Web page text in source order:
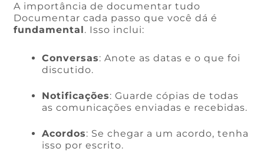
A importância de documentar tudo
Documentar cada passo que você dá é
fundamental . Isso inclui:
Conversas: Anote as datas e o que foi
discutido.
Notificações: Guarde cópias de todas
as comunicações enviadas e recebidas.
Acordos: Se chegar a um acordo, tenha
isso por escrito.